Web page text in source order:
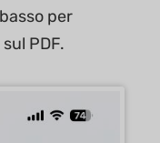
per
PDF.